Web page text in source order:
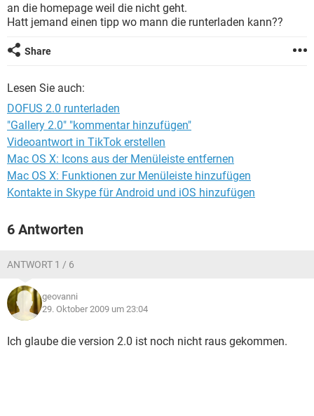
WHATSAPP TIKTOK
WINDOWS 10 INSTAGRAM
WHATSAPP
an die homepage weil die nicht geht.
Hatt jemand einen tipp wo mann die runterladen kann??
Share
Lesen Sie auch:
DOFUS 2.0 runterladen
"Gallery 2.0" "kommentar hinzufügen"
Videoantwort in TikTok erstellen
Mac OS X: Icons aus der Menüleiste entfernen
Mac OS X: Funktionen zur Menüleiste hinzufügen
Kontakte in Skype für Android und iOS hinzufügen
6 Antworten
ANTWORT 1 / 6
geovanni
29. Oktober 2009 um 23:04
Ich glaube die version 2.0 ist noch nicht raus gekommen.